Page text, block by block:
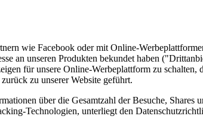
wie Facebook oder mit Online-
an unseren Produkten bekundet haben
für unsere Online-Werbeplattform zu
zu unserer Website geführt.
über die Gesamtzahl der Besuche,
Technologien, unterliegt den